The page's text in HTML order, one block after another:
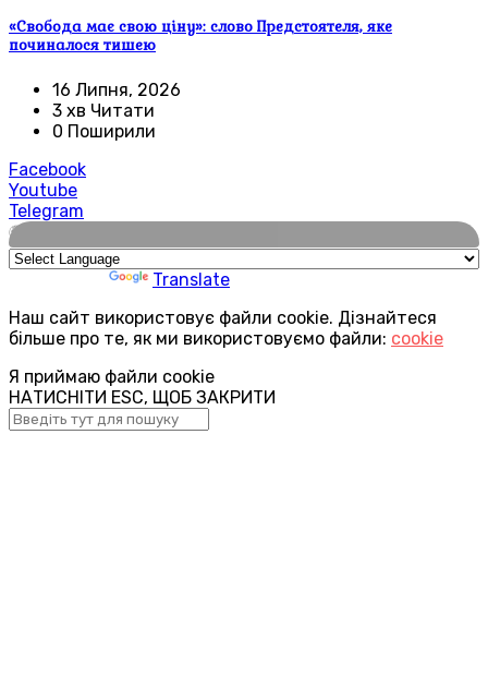
«Свобода має свою ціну»: слово Предстоятеля, яке
починалося тишею
16 Липня, 2026
3 хв Читати
0 Поширили
Facebook
Youtube
Telegram
🌍
Translate
Наш сайт використовує файли cookie. Дізнайтеся
більше про те, як ми використовуємо файли: cookie
Я приймаю файли cookie
НАТИСНІТИ ESC, ЩОБ ЗАКРИТИ